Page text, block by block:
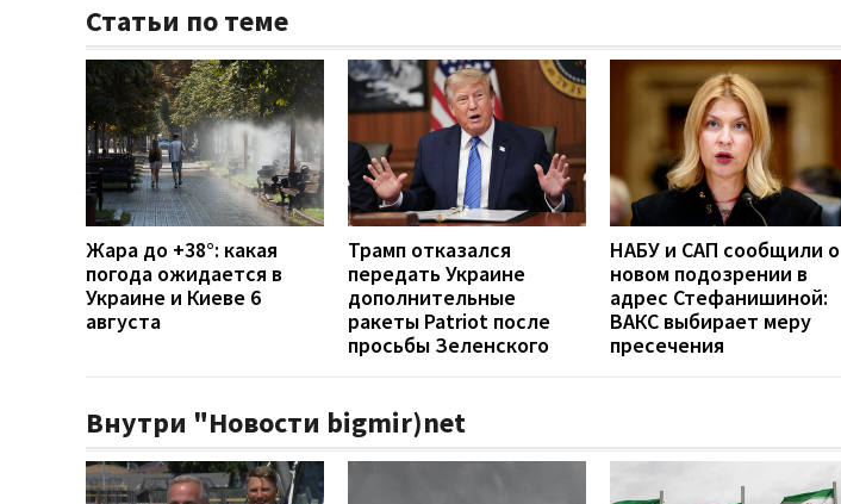
Статьи по теме
Жара до +38°: какая
погода ожидается в
Украине и Киеве 6
августа
Трамп отказался
передать Украине
дополнительные
ракеты Patriot после
просьбы Зеленского
НАБУ и САП сообщили о
новом подозрении в
адрес Стефанишиной:
ВАКС выбирает меру
пресечения
Внутри "Новости bigmir)net